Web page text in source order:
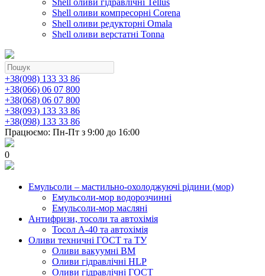
Shell оливи гідравлічні Tellus
Shell оливи компресорні Corena
Shell оливи редукторні Omala
Shell оливи верстатні Tonna
+38(098) 133 33 86
+38(066) 06 07 800
+38(068) 06 07 800
+38(093) 133 33 86
+38(098) 133 33 86
Працюємо: Пн-Пт з 9:00 до 16:00
0
Емульсоли – мастильно-охолоджуючі рідини (мор)
Емульсоли-мор водорозчинні
Емульсоли-мор масляні
Антифризи, тосоли та автохімія
Тосол А-40 та автохімія
Оливи техничні ГОСТ та ТУ
Оливи вакуумні ВМ
Оливи гідравлічні HLP
Оливи гідравлічні ГОСТ